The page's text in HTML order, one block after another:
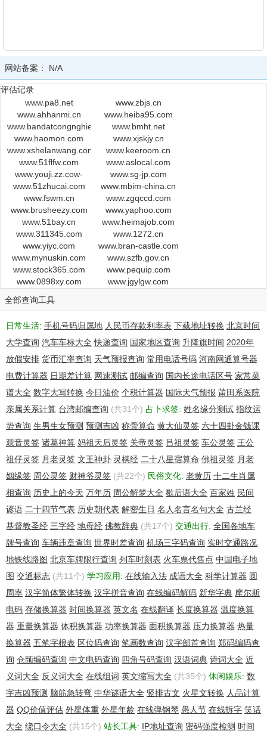
网站备案： N/A
评估记录
www.pa8.net
www.zbjs.cn
www.ahhanmi.cn
www.heiba95.com
www.bandatcongnghiephadong.batdongsankmass.com
www.bmht.net
www.haomon.com
www.xjskjy.cn
www.xshelanwang.com
www.keeroom.cn
www.51flfw.com
www.aslocal.com
www.youji.zz.cow-
www.55tuan.com
www.sg-jp.com
www.51zhucai.com
www.mbim-china.cn
www.fswm.cn
www.zgqccd.com
www.brusheezy.com
www.yaphoo.com
www.51bay.cn
www.heimajob.com
www.311345.com
www.1272.cn
www.yiyc.com
www.bran-castle.com
www.mynuskin.com
www.szfb.gov.cn
www.stock365.com
www.pequip.com
www.0898xy.com
www.jgylgw.com
全部查询工具
日常生活: 手机号码归属地 人民币存款利率表 下载地址转换 北京时间
大学查询 汽车车标大全 快递查询 国家地区查询 升降旗时间 2020年
放假安排 货币汇率查询 天气预报查询 常用电话号码 河南网通算号器
电费计算器 日期差计算 网速测试 邮编查询 国内长途电话区号 家常菜
谱大全 数字大写转换 今日油价 个税计算器 国际天气预报 莆田系医院
亲属关系计算 台湾邮编查询 (共31个) 占卜求签: 姓名缘分测试 指纹运
势查询 生男生女预测 预测吉凶 称骨算命 黄大仙灵签 六十四卦金钱课
观音灵签 诸葛神算 妈祖天后灵签 关帝灵签 吕祖灵签 车公灵签 王公
祖仔灵签 月老灵签 文王神卦 灵棋经 二十八星宿算命 佛祖灵签 月老
姻缘签 周公灵签 财神爷灵签 (共22个) 民俗文化: 老黄历 十二生肖属
相查询 历史上的今天 万年历 周公解梦大全 歇后语大全 百家姓 民间
谚语 二十四节气表 历史朝代表 解密生日 名人名言名句大全 古兰经
基督教圣经 三字经 地母经 佛教辞典 (共17个) 交通出行: 全国各地车
牌号查询 车辆违章查询 世界时差查询 机场三字码查询 实时交通路况
地铁线路图 北京车牌限行查询 列车时刻表 火车票代售点 中国电子地
图 交通标志 (共11个) 学习应用: 在线输入法 成语大全 科学计算器 圆
周率 汉字简体繁体转换 汉字拼音查询 在线编码解码 新华字典 摩尔斯
电码 存储换算器 时间换算器 英文名 在线翻译 长度换算器 温度换算
器 重量换算器 体积换算器 功率换算器 面积换算器 压力换算器 热量
换算器 五笔字根表 区位码查询 笔画数查询 汉字部首查询 郑码编码查
询 仓颉编码查询 中文电码查询 四角号码查询 汉语词典 诗词大全 近
义词大全 反义词大全 在线组词 英文缩写大全 (共35个) 休闲娱乐: 数
字吉凶预测 脑筋急转弯 中华谜语大全 竖排古文 火星文转换 人品计算
器 QQ价值评估 外星体重 外星年龄 在线弹钢琴 愚人节 在线拆字 笑话
大全 绕口令大全 (共15个) 站长工具: IP地址查询 密码强度检测 时间